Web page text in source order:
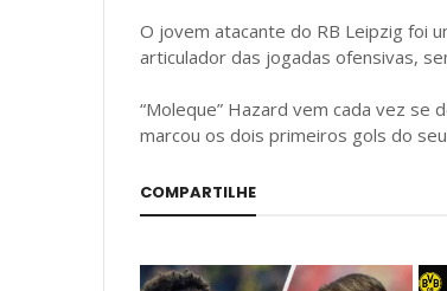
O jovem atacante do RB Leipzig foi
articulador das jogadas ofensivas,
“Moleque” Hazard vem cada vez se
marcou os dois primeiros gols do
COMPARTILHE